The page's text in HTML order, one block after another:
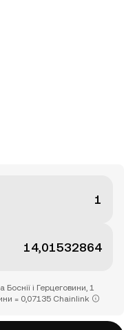
і Герцеговини, 1
= 0,07135 Chainlink